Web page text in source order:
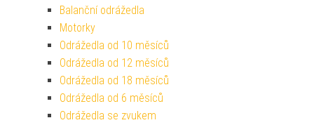
Balanční odrážedla
Motorky
Odrážedla od 10 měsíců
Odrážedla od 12 měsíců
Odrážedla od 18 měsíců
Odrážedla od 6 měsíců
Odrážedla se zvukem